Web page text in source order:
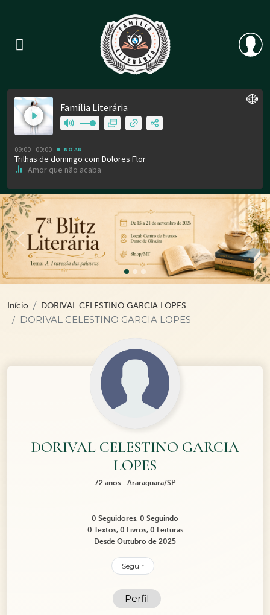
Previous
Início DORIVAL CELESTINO GARCIA LOPES
DORIVAL CELESTINO GARCIA LOPES
DORIVAL CELESTINO GARCIA
LOPES
72 anos - Araraquara/SP
0 Seguidores, 0 Seguindo
0 Textos, 0 Livros, 0 Leituras
Desde Outubro de 2025
Seguir
Perfil